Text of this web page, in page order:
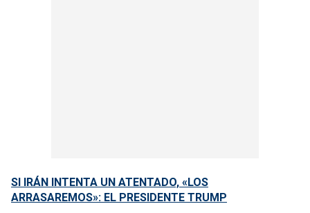
SI IRÁN INTENTA UN ATENTADO, «LOS
ARRASAREMOS»: EL PRESIDENTE TRUMP